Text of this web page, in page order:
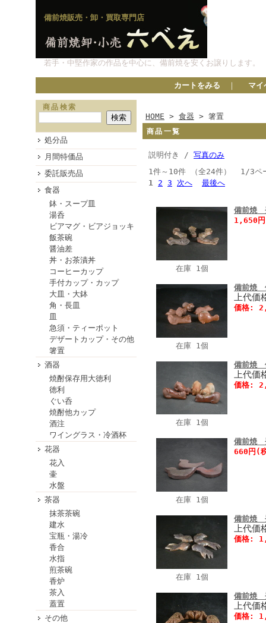
備前焼販売・卸・買取専門店
若手・中堅作家の作品を中心に、備前焼を安くお譲りします。
カートをみる ｜ マイ
商品検索
処分品
月間特価品
委託販売品
食器
鉢・スープ皿
湯呑
ビアマグ・ビアジョッキ
飯茶碗
醤油差
丼・お茶漬丼
コーヒーカップ
手付カップ・カップ
大皿・大鉢
角・長皿
皿
急須・ティーポット
デザートカップ・その他
箸置
酒器
焼酎保存用大徳利
徳利
ぐい呑
焼酎他カップ
酒注
ワイングラス・冷酒杯
花器
花入
壷
水盤
茶器
抹茶茶碗
建水
宝瓶・湯冷
香合
水指
煎茶碗
香炉
茶入
蓋置
その他
HOME > 食器 > 箸置
商品一覧
説明付き / 写真のみ
1件～10件 （全24件） 1/3ペ
1 2 3 次へ 最後へ
在庫 1個
備前焼
1,650
在庫 1個
備前焼
上代
価格:
在庫 1個
備前焼
上代
価格:
在庫 1個
備前焼
660円(
在庫 1個
備前焼
上代
価格:
備前焼
上代
価格: